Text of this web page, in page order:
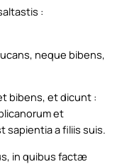
:
neque bibens,
bibens, et dicunt :
et
sapientia a filiis suis.
in quibus factæ